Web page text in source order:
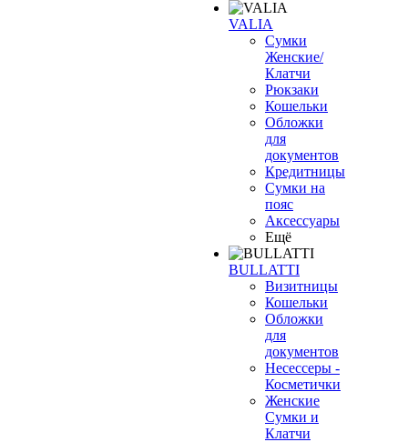
VALIA
Сумки
Женские/
Клатчи
Рюкзаки
Кошельки
Обложки
для
документов
Кредитницы
Сумки на
пояс
Аксессуары
Ещё
BULLATTI
Визитницы
Кошельки
Обложки
для
документов
Несессеры -
Косметички
Женские
Сумки и
Клатчи